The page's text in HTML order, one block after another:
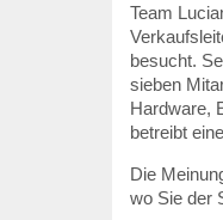
Team
besucht.
sieben
Hardware,
betreibt
Die
wo Sie der